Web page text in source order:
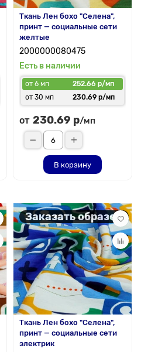
Ткань Лен бохо "Селена",
принт — социальные сети
желтые
2000000080475
Есть в наличии
от 6 мп
252.66 р/мп
от 30 мп
230.69 р/мп
от 230.69 р/мп
В корзину
Заказать образец
Ткань Лен бохо "Селена",
принт — социальные сети
электрик